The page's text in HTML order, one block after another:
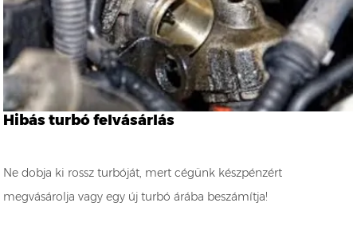
Hibás turbó felvásárlás
Ne dobja ki rossz turbóját, mert cégünk készpénzért
megvásárolja vagy egy új turbó árába beszámítja!